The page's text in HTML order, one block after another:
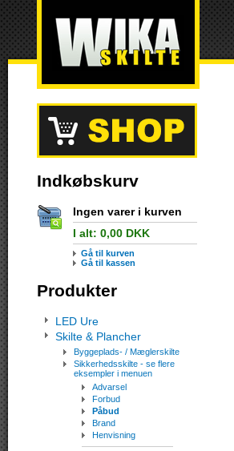
Indkøbskurv
Ingen varer i kurven
I alt: 0,00 DKK
Gå til kurven
Gå til kassen
Produkter
LED Ure
Skilte & Plancher
Byggeplads- / Mæglerskilte
Sikkerhedsskilte - se flere
eksempler i menuen
Advarsel
Forbud
Påbud
Brand
Henvisning